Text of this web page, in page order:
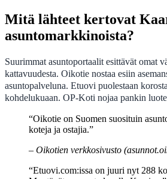
Mitä lähteet kertovat
asuntomarkkinoista?
Suurimmat asuntoportaalit esittävät omat
kattavuudesta. Oikotie nostaa esiin
asuntopalveluna. Etuovi puolestaan
kohdelukuaan. OP-Koti nojaa pankin
“Oikotie on Suomen suosituin
koteja ja ostajia.”
– Oikotien verkkosivusto
“Etuovi.com:issa on juuri nyt 288